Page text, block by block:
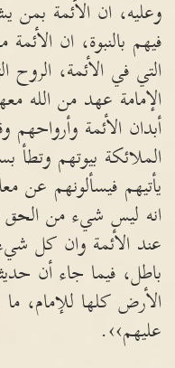
وعليه، ان الأئمة
فيهم بالنبوة، ان
التي في الأئمة، الروح
الإمامة عهد من الله
أبدان الأئمة
الملائكة بيوتهم وتطأ
يأتيهم فيسألونهم عن
انه ليس شيء من
عند الأئمة وان كل
باطل، فيما جاء أن
الأرض كلها للإمام،
عليهم››.